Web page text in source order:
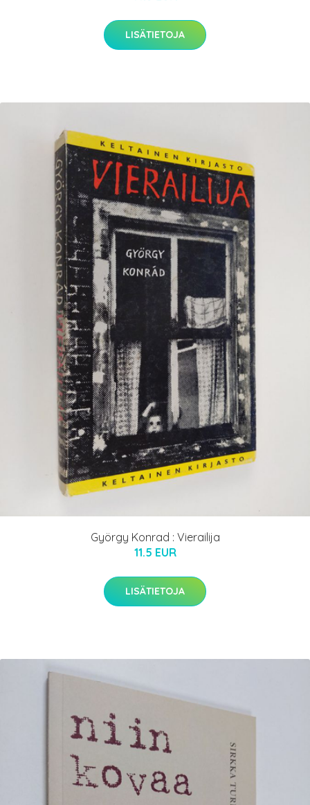
LISÄTIETOJA
György Konrad : Vierailija
11.5 EUR
LISÄTIETOJA